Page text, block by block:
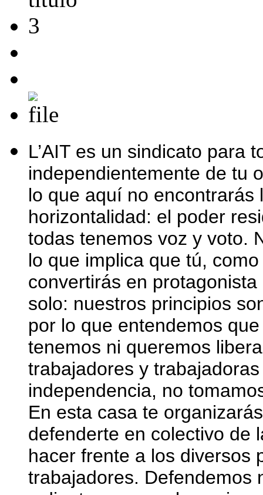
L’AIT es un sindicato para
independientemente de tu
lo que aquí no
horizontalidad: el poder
todas tenemos voz y voto.
lo que implica que tú,
convertirás en
solo: nuestros principios
por lo que entendemos
tenemos ni queremos
trabajadores y
independencia, no
En esta casa te
defenderte en colectivo de
hacer frente a los diversos
trabajadores. Defendemos